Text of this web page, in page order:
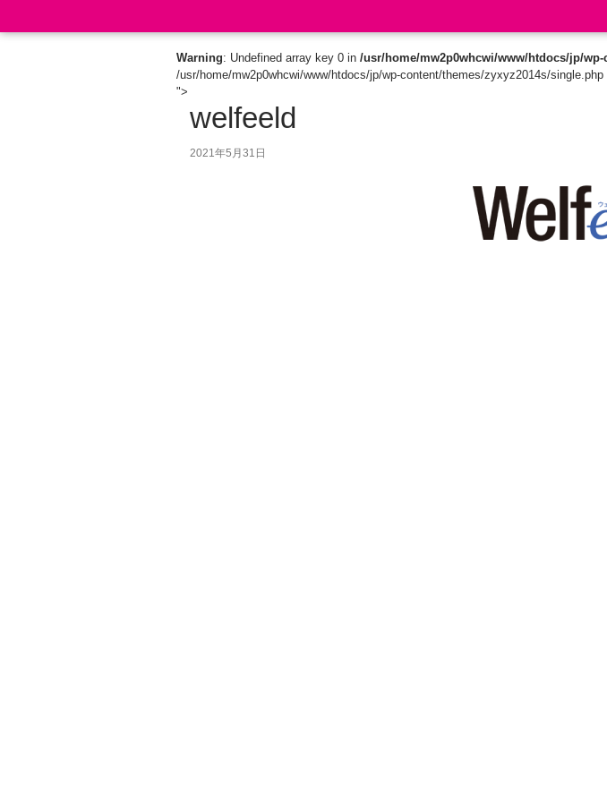
Warning: Undefined array key 0 in /usr/home/mw2p0whcwi/www/htdocs/jp/
/usr/home/mw2p0whcwi/www/htdocs/jp/wp-content/themes/zyxyz2014s/single.php
">
welfeeld
2021年5月31日